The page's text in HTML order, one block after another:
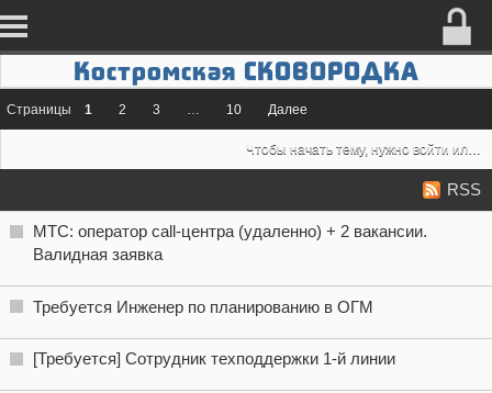
Костромская СКОВОРОДКА
Страницы 1 2 3 … 10 Далее
Чтобы начать тему, нужно войти или
RSS
МТС: оператор call-центра (удаленно) + 2 вакансии.
Валидная заявка
Требуется Инженер по планированию в ОГМ
[Требуется] Сотрудник техподдержки 1-й линии